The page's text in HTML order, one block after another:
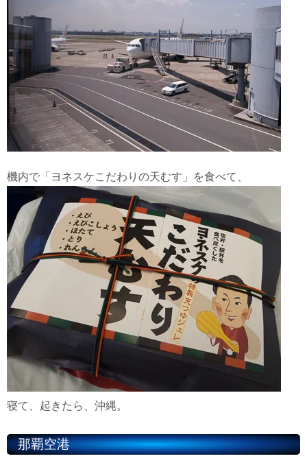
機内で「ヨネスケこだわりの天むす」を食べて、
寝て、起きたら、沖縄。
那覇空港